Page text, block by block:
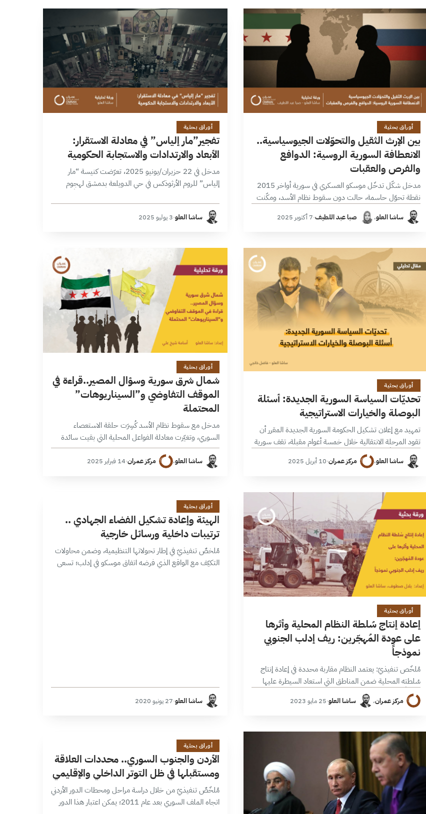
28 دقائق
أوراق بحثية
بين الإرث الثقيل والتحوّلات الجيوسياسية..
الانعطافة السورية الروسية: الدوافع
والفرص والعقبات
مدخل شكّل تدخّل موسكو العسكري في سورية أواخر 2015
نقطة تحوّل حاسمة، حالت دون سقوط نظام الأسد، ومكّنت
روسيا من إبراز قدرتها على القتال والتدخل العسكري المباشر
لأول مرة خارج…
ساشا العلو، صبا عبد اللطيف·7 أكتوبر 2025
22 دقائق
أوراق بحثية
تفجير”مار إلياس” في معادلة الاستقرار:
الأبعاد والارتدادات والاستجابة الحكومية
مدخل في 22 حزيران/يونيو 2025، تعرّضت كنيسة “مار
إلياس” للروم الأرثوذكس في حي الدويلعة بدمشق لهجوم
63 آخرين، بحسب وزارة…
ساشا العلو·3 يوليو 2025
15 دقائق
أوراق بحثية
تحديّات السياسة السورية الجديدة: أسئلة
البوصلة والخيارات الاستراتيجية
تمهيد مع إعلان تشكيل الحكومة السورية الجديدة المقرر أن
تقود المرحلة الانتقالية خلال خمسة أعوام مقبلة، تقف سورية
دولة وشعباً على مفترق طرق حاسم، يرتبط بشكل محوري
بأداء الحكومة الانتقالية…
ساشا العلو، مركز عمران·10 أبريل 2025
28 دقائق
أوراق بحثية
شمال شرق سورية وسؤال المصير..قراءة في
الموقف التفاوضي و”السيناريوهات”
المحتملة
مدخل مع سقوط نظام الأسد كُسِرَت حلقة الاستعصاء
السوري، وتغيّرت معادلة الفواعل المحلية التي بقيت سائدة
طيلة السنوات الأخيرة. ورغم هذا التغيير الجذري والدراماتيكي؛
إلا أن إعادة توحيد البلاد تحت…
ساشا العلو، مركز عمران·14 فبراير 2025
2 دقائق
أوراق بحثية
إعادة إنتاج سُلطة النظام المحلية وأثرها
على عودة المُهجّرين: ريف إدلب الجنوبي
نموذجاً
مُلخّص تنفيذيّ: يعتمد النظام مقاربة محددة في إعادة إنتاج
سُلطته المحلية ضمن المناطق التي استعاد السيطرة عليها
مؤخراً، تستند إلى مزيج من الهياكل الرسميّة والشبكات غير
الرسميّة. تتفاعل فيما بينها…
مركز عمران، ساشا العلو·25 مايو 2023
ا
22 دقائق
أوراق بحثية
الهيئة وإعادة تشكيل الفضاء الجهادي ..
ترتيبات داخلية ورسائل خارجية
مُلخصٌ تنفيذيّ في إطار تحولاتها التنظيمية، وضمن محاولات
التكيّف مع الواقع الذي فرضه اتفاق موسكو في إدلب؛ تسعى
ساشا العلو·27 يونيو 2020
ا
21 دقائق
أوراق بحثية
الأردن والجنوب السوري.. محددات العلاقة
ومستقبلها في ظل التوتر الداخلي والإقليمي
مُلخّصٌ تنفيذيّ من خلال دراسة مراحل ومحطات الدور الأردني
اتجاه الملف السوري بعد عام 2011؛ يمكن اعتبار هذا الدور